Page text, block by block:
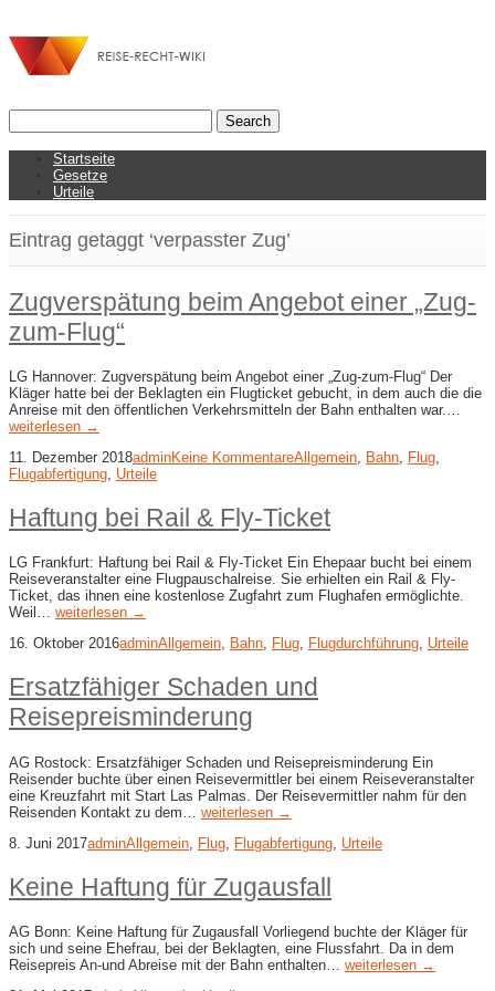
Startseite
Gesetze
Urteile
Eintrag getaggt ‘verpasster Zug’
Zugverspätung beim Angebot einer „Zug-​
zum-​Flug“
LG Hannover: Zugverspätung beim Angebot einer „Zug-​zum-​Flug“ Der
Kläger hatte bei der Beklagten ein Flugticket gebucht, in dem auch die die
Anreise mit den öffentlichen Verkehrsmitteln der Bahn enthalten war.…
weiterlesen →
11. Dezember 2018adminKeine KommentareAllgemein, Bahn, Flug,
Flugabfertigung, Urteile
Haftung bei Rail & Fly-Ticket
LG Frankfurt: Haftung bei Rail & Fly-Ticket Ein Ehepaar bucht bei einem
Reiseveranstalter eine Flugpauschalreise. Sie erhielten ein Rail & Fly-
Ticket, das ihnen eine kostenlose Zugfahrt zum Flughafen ermöglichte.
Weil… weiterlesen →
16. Oktober 2016adminAllgemein, Bahn, Flug, Flugdurchführung, Urteile
Ersatzfähiger Schaden und
Reisepreisminderung
AG Rostock: Ersatzfähiger Schaden und Reisepreisminderung Ein
Reisender buchte über einen Reisevermittler bei einem Reiseveranstalter
eine Kreuzfahrt mit Start Las Palmas. Der Reisevermittler nahm für den
Reisenden Kontakt zu dem… weiterlesen →
8. Juni 2017adminAllgemein Flug Flugabfertigung Urteile
Keine Haftung für Zugausfall
AG Bonn: Keine Haftung für Zugausfall Vorliegend buchte der Kläger für
sich und seine Ehefrau, bei der Beklagten, eine Flussfahrt. Da in dem
Reisepreis An-und Abreise mit der Bahn enthalten… weiterlesen →